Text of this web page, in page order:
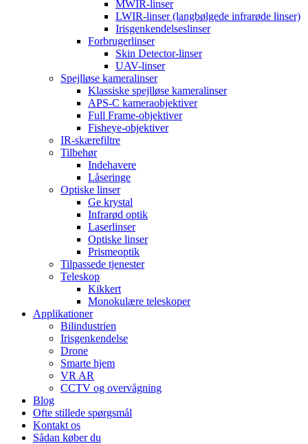
MWIR-linser
LWIR-linser (langbølgede infrarøde linser)
Irisgenkendelseslinser
Forbrugerlinser
Skin Detector-linser
UAV-linser
Spejlløse kameralinser
Klassiske spejlløse kameralinser
APS-C kameraobjektiver
Full Frame-objektiver
Fisheye-objektiver
IR-skærefiltre
Tilbehør
Indehavere
Låseringe
Optiske linser
Ge krystal
Infrarød optik
Laserlinser
Optiske linser
Prismeoptik
Tilpassede tjenester
Teleskop
Kikkert
Monokulære teleskoper
Applikationer
Bilindustrien
Irisgenkendelse
Drone
Smarte hjem
VR AR
CCTV og overvågning
Blog
Ofte stillede spørgsmål
Kontakt os
Sådan køber du